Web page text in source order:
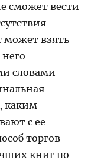
сможет вести
может взять
словами
каким
с ее
торгов
книг по